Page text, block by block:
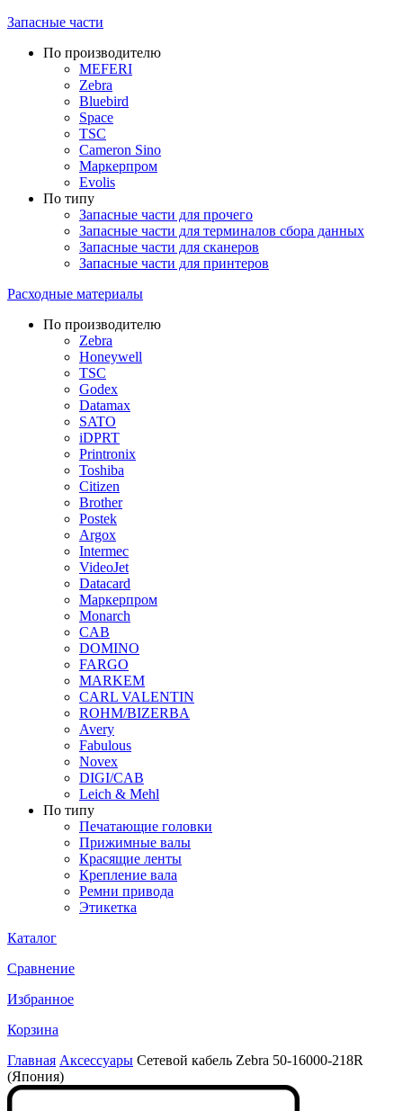
Запасные части
По производителю
MEFERI
Zebra
Bluebird
Space
TSC
Cameron Sino
Маркерпром
Evolis
По типу
Запасные части для прочего
Запасные части для терминалов сбора данных
Запасные части для сканеров
Запасные части для принтеров
Расходные материалы
По производителю
Zebra
Honeywell
TSC
Godex
Datamax
SATO
iDPRT
Printronix
Toshiba
Citizen
Brother
Postek
Argox
Intermec
VideoJet
Datacard
Маркерпром
Monarch
CAB
DOMINO
FARGO
MARKEM
CARL VALENTIN
ROHM/BIZERBA
Avery
Fabulous
Novex
DIGI/CAB
Leich & Mehl
По типу
Печатающие головки
Прижимные валы
Красящие ленты
Крепление вала
Ремни привода
Этикетка
Каталог
Сравнение
Избранное
Корзина
Главная Аксессуары Сетевой кабель Zebra 50-16000-218R
(Япония)